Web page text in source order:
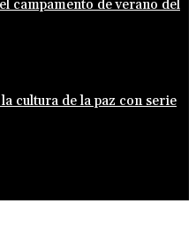
campamento de verano del
cultura de la paz con serie